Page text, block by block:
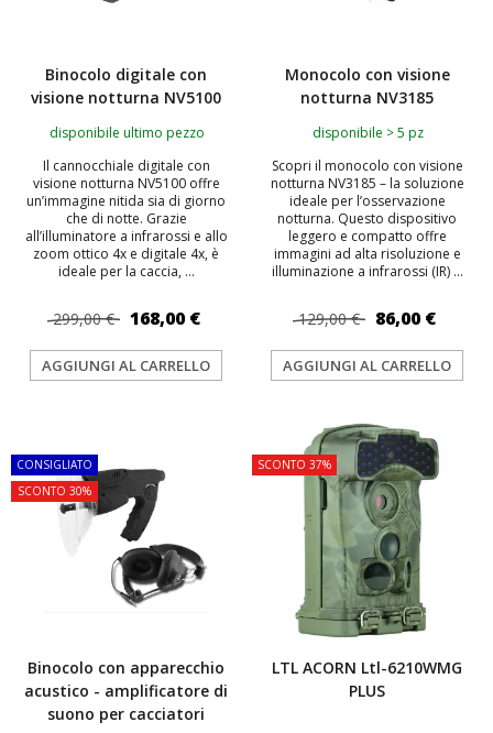
Binocolo digitale con
visione notturna NV5100
disponibile ultimo pezzo
Il cannocchiale digitale con
visione notturna NV5100 offre
un’immagine nitida sia di giorno
che di notte. Grazie
all’illuminatore a infrarossi e allo
zoom ottico 4x e digitale 4x, è
ideale per la caccia, ...
299,00 € 168,00 €
AGGIUNGI AL CARRELLO
Monocolo con visione
notturna NV3185
disponibile > 5 pz
Scopri il monocolo con visione
notturna NV3185 – la soluzione
ideale per l’osservazione
notturna. Questo dispositivo
leggero e compatto offre
immagini ad alta risoluzione e
illuminazione a infrarossi (IR) ...
129,00 € 86,00 €
AGGIUNGI AL CARRELLO
CONSIGLIATO
SCONTO 30%
Binocolo con apparecchio
acustico - amplificatore di
suono per cacciatori
SCONTO 37%
LTL ACORN Ltl-6210WMG
PLUS